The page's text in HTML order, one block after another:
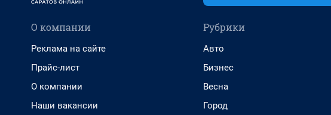
О компании
Реклама на сайте
Прайс-лист
О компании
Наши вакансии
Рубрики
Авто
Бизнес
Весна
Город